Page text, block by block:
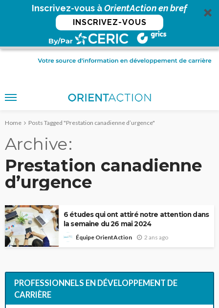
Inscrivez-vous àOrientAction en bref
INSCRIVEZ-VOUS
Home Posts Tagged "Prestation canadienne d’urgence"
Archive
Prestation canadienne
d’urgence
6 études qui ont attiré notre attention dans
la semaine du 26 mai 2024
Équipe OrientAction 2 ans ago
PROFESSIONNELS EN DÉVELOPPEMENT DE
CARRIÈRE